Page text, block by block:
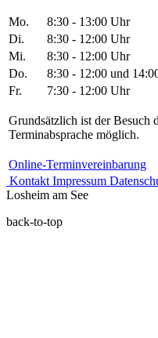
Mo.
8:30 - 13:00 Uhr
Di.
8:30 - 12:00 Uhr
Mi.
8:30 - 12:00 Uhr
Do.
8:30 - 12:00 und
Fr.
7:30 - 12:00 Uhr
Grundsätzlich ist der Besuch
Terminabsprache möglich.
Online-Terminvereinbarung
Kontakt Impressum
Losheim am See
back-to-top